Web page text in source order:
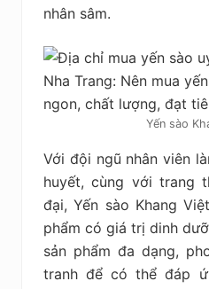
nhân sâm.
Yến sào
Với đội ngũ nhân viên
huyết, cùng với trang
đại, Yến sào Khang
phẩm có giá trị dinh
sản phẩm đa dạng,
tranh để có thể đáp